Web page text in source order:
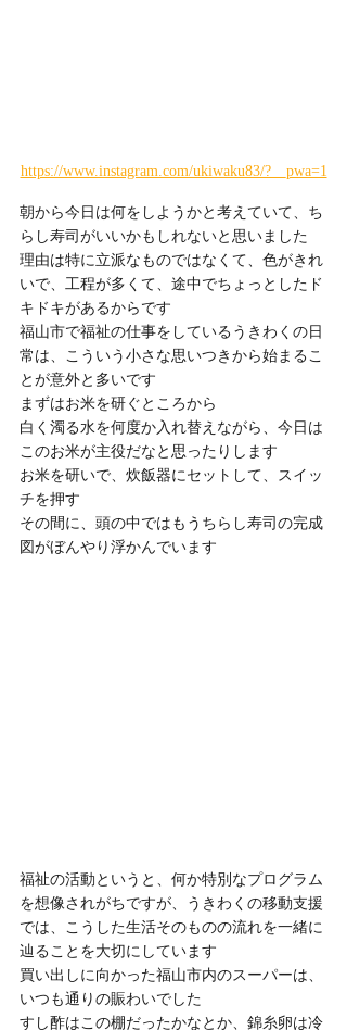
https://www.instagram.com/ukiwaku83/?__pwa=1
朝から今日は何をしようかと考えていて、ち
らし寿司がいいかもしれないと思いました
理由は特に立派なものではなくて、色がきれ
いで、工程が多くて、途中でちょっとしたド
キドキがあるからです
福山市で福祉の仕事をしているうきわくの日
常は、こういう小さな思いつきから始まるこ
とが意外と多いです
まずはお米を研ぐところから
白く濁る水を何度か入れ替えながら、今日は
このお米が主役だなと思ったりします
お米を研いで、炊飯器にセットして、スイッ
チを押す
その間に、頭の中ではもうちらし寿司の完成
図がぼんやり浮かんでいます
福祉の活動というと、何か特別なプログラム
を想像されがちですが、うきわくの移動支援
では、こうした生活そのものの流れを一緒に
辿ることを大切にしています
買い出しに向かった福山市内のスーパーは、
いつも通りの賑わいでした
すし酢はこの棚だったかなとか、錦糸卵は冷